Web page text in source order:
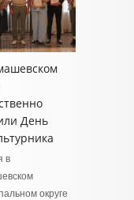
День
в
округе